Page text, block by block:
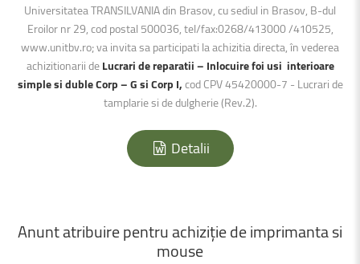
Universitatea TRANSILVANIA din Brasov, cu sediul in Brasov, B-dul
Eroilor nr 29, cod postal 500036, tel/fax:0268/413000 /410525,
www.unitbv.ro; va invita sa participati la achizitia directa, în vederea
achizitionarii deLucrari de reparatii – Inlocuire foi usi interioare
simple si duble Corp – G si Corp I,cod CPV 45420000-7 - Lucrari de
tamplarie si de dulgherie (Rev.2).
Detalii
Anuntatribuirepentruachizițiedeimprimantasi
mouse